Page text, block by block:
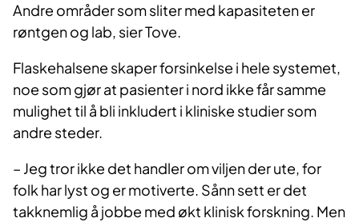
Andre områder som sliter med kapasiteten er
røntgen og lab, sier Tove.
Flaskehalsene skaper forsinkelse i hele systemet,
noe som gjør at pasienter i nord ikke får samme
mulighet til å bli inkludert i kliniske studier som
andre steder.
– Jeg tror ikke det handler om viljen der ute, for
folk har lyst og er motiverte. Sånn sett er det
takknemlig å jobbe med økt klinisk forskning. Men